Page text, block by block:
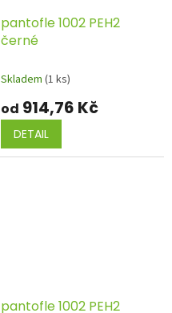
pantofle 1002 PEH2
černé
Skladem (1 ks)
od 914,76 Kč
DETAIL
pantofle 1002 PEH2